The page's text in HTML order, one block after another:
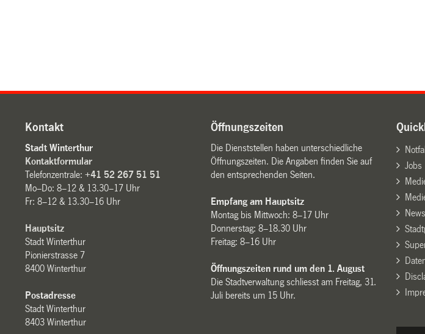
Kontakt
Stadt Winterthur
Kontaktformular
Telefonzentrale:+41 52 267 51 51
Mo–Do: 8–12 & 13.30–17 Uhr
Fr: 8–12 & 13.30–16 Uhr
Hauptsitz
Stadt Winterthur
Pionierstrasse 7
8400 Winterthur
Postadresse
Stadt Winterthur
8403 Winterthur
Öffnungszeiten
Die Dienststellen haben unterschiedliche
Öffnungszeiten. Die Angaben finden Sie auf
den entsprechenden Seiten.
Empfang am Hauptsitz
Montag bis Mittwoch: 8–17 Uhr
Donnerstag: 8–18.30 Uhr
Freitag: 8–16 Uhr
Öffnungszeiten rund um den 1. August
Die Stadtverwaltung schliesst am Freitag, 31.
Juli bereits um 15 Uhr.
Jobs